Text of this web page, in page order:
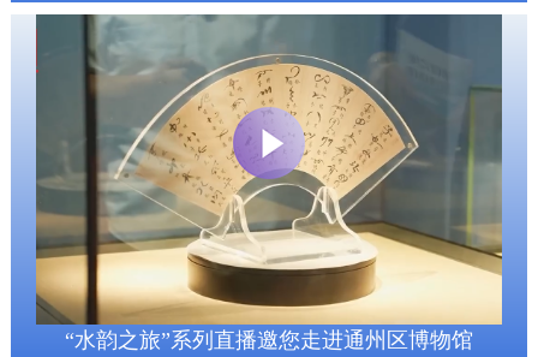
“水韵之旅”系列直播邀您走进通州区博物馆